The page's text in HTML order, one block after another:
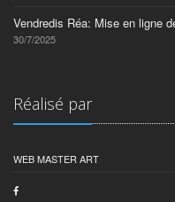
Vendredis Réa: Mise en ligne
30/7/2025
Réalisé par
WEB MASTER ART